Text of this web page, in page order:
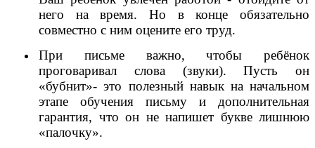
него на время. Но в конце обязательно
совместно с ним оцените его труд.
При письме важно, чтобы ребёнок
проговаривал слова (звуки). Пусть он
«бубнит»- это полезный навык на начальном
этапе обучения письму и дополнительная
гарантия, что он не напишет букве лишнюю
«палочку».